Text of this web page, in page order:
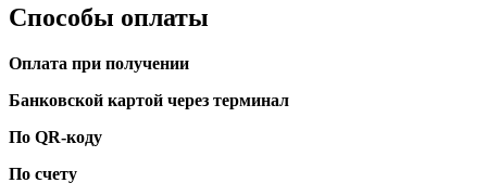
Способы оплаты
Оплата при получении
Банковской картой через терминал
По QR-коду
По счету